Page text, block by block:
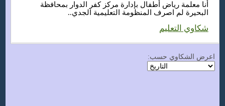
أنا معلمة رياض أطفال بإدارة مركز كفر الدوار بمحافظة
البحيرة لم اصرف المنظومة التعليمية الجدي..
شكاوي التعليم
اعرض الشكاوي حسب: